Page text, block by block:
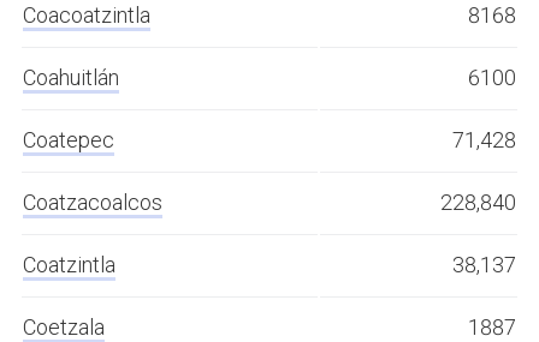
Coacoatzintla 8168
Coahuitlán 6100
Coatepec 71,428
Coatzacoalcos 228,840
Coatzintla 38,137
Coetzala 1887